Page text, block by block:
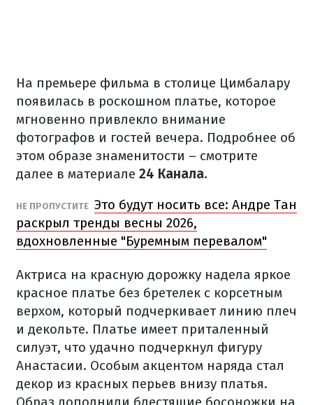
На премьере фильма в столице Цимбалару
появилась в роскошном платье, которое
мгновенно привлекло внимание
фотографов и гостей вечера. Подробнее об
этом образе знаменитости – смотрите
далее в материале 24 Канала.
НЕ ПРОПУСТИТЕ Это будут носить все: Андре Тан
раскрыл тренды весны 2026,
вдохновленные "Буремным перевалом"
Актриса на красную дорожку надела яркое
красное платье без бретелек с корсетным
верхом, который подчеркивает линию плеч
и декольте. Платье имеет приталенный
силуэт, что удачно подчеркнул фигуру
Анастасии. Особым акцентом наряда стал
декор из красных перьев внизу платья.